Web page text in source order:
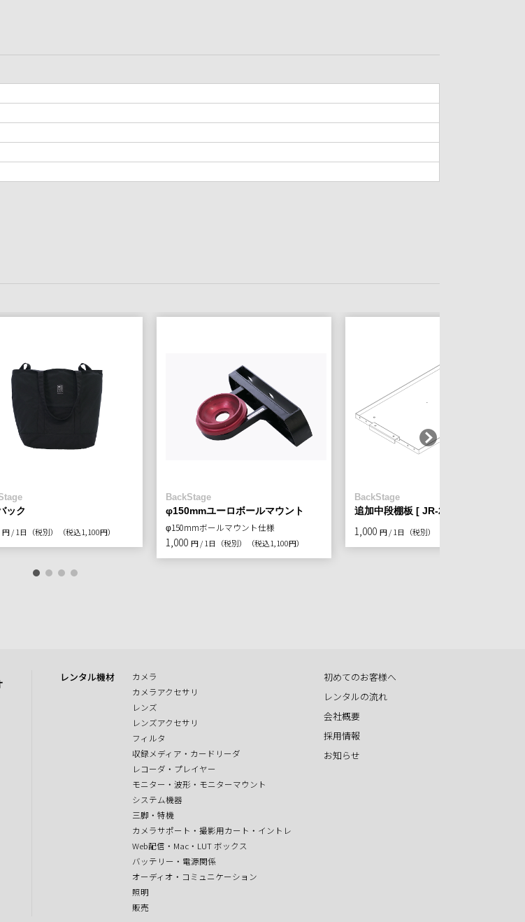
ック
円 / 1日（税別） （税込1,100円）
BackStage
φ150mmユーロボールマウント
φ150mmボールマウント仕様
1,000 円 / 1日（税別） （税込1,100円）
BackStage
追加中段棚板 [ JR-24P用 ]
1,000 円 / 1日（税別）
レンタル機材
カメラ
カメラアクセサリ
レンズ
レンズアクセサリ
フィルタ
収録メディア・カードリーダ
レコーダ・プレイヤー
モニター・波形・モニターマウント
システム機器
三脚・特機
カメラサポート・撮影用カート・イントレ
Web配信・Mac・LUT ボックス
バッテリー・電源関係
オーディオ・コミュニケーション
照明
販売
初めてのお客様へ
レンタルの流れ
会社概要
採用情報
お知らせ